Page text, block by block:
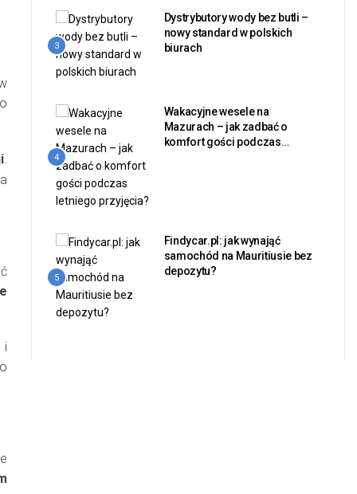
.
i
3
Dystrybutory wody bez butli –
nowy standard w polskich
biurach
4
Wakacyjne wesele na
Mazurach – jak zadbać o
komfort gości podczas
5
Findycar.pl: jak wynająć
samochód na Mauritiusie bez
depozytu?